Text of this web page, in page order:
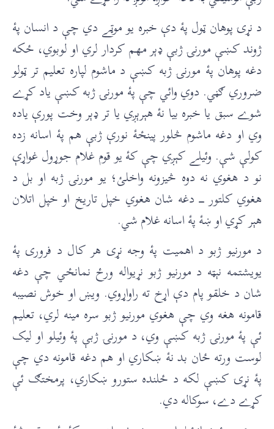
د نړۍ پوهان ټول پۀ دې خبره يو موټے دي چې د انسان پۀ
ژوند کښې مورنۍ ژبې ډېر مهم کردار لري او لوبوي، ځکه
دغه پوهان پۀ مورنۍ ژبه کښې د ماشوم لپاره تعليم تر ټولو
ضروري ګڼي. دوي وائي چې پۀ مورنۍ ژبه کښې ياد کړے
شوے سبق يا خبره بيا نۀ هېرېږي يا تر ډېر وخت پورې ياده
وي او دغه ماشوم څلور پینځۀ نورې ژبې هم پۀ اسانه زده
کولې شې. وئیلے کېږي چې کۀ يو قوم غلام جوړول غواړې
نو د هغوي نه دوه څيزونه واخلئ؛ يو مورنۍ ژبه او بل د
هغوي کلتور ــــ دغه شان هغوي خپل تاريخ او خپل اتلان
هېر کړي او ښۀ پۀ اسانه غلام شي.
د مورنیو ژبو د اهميت پۀ وجه نړۍ هر کال د فرورۍ پۀ
يويشتمه نېټه د مورنیو ژبو نړيواله ورځ نمانځي چې دغه
شان د خلقو پام دې اړخ ته راواړوي. ويښ او خوش نصيبه
قامونه هغه وي چې هغوي مورنیو ژبو سره مينه لري، تعليم
ئې پۀ مورنۍ ژبه کښې وي، د مورنۍ ژبې پۀ وئیلو او ليک
لوست ورته ځان بد نۀ ښکاري او هم دغه قامونه دي چې
پۀ نړۍ کښې لکه د ځلنده ستورو ښکاري، پرمختګ ئې
کړے دے، سوکاله دي.